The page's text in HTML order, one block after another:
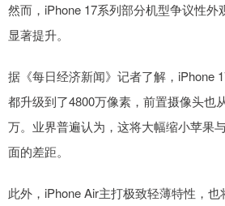
然而，iPhone 17系列部分机型争议性外
显著提升。
据《每日经济新闻》记者了解，iPhone
都升级到了4800万像素，前置摄像头也
万。业界普遍认为，这将大幅缩小苹果
面的差距。
此外，iPhone Air主打极致轻薄特性，